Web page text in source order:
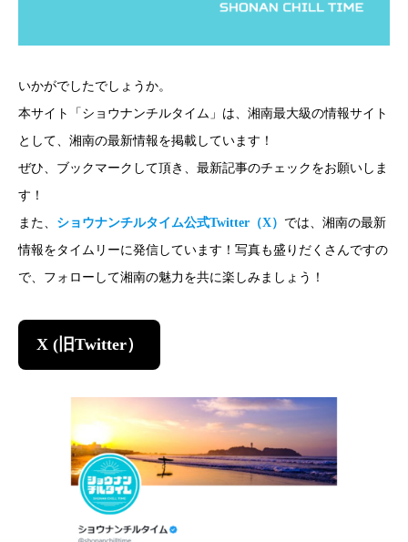
いかがでしたでしょうか。
本サイト「ショウナンチルタイム」は、湘南最大級の情報サイト
として、湘南の最新情報を掲載しています！
ぜひ、ブックマークして頂き、最新記事のチェックをお願いしま
す！
また、 ショウナンチルタイム公式Twitter（X） では、湘南の最新
情報をタイムリーに発信しています！写真も盛りだくさんですの
で、フォローして湘南の魅力を共に楽しみましょう！
X (旧Twitter）